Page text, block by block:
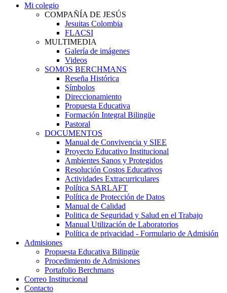
Mi colegio
COMPAÑÍA DE JESÚS
Jesuitas Colombia
FLACSI
MULTIMEDIA
Galería de imágenes
Videos
SOMOS BERCHMANS
Reseña Histórica
Símbolos
Direccionamiento
Propuesta Educativa
Formación Integral Bilingüe
Pastoral
DOCUMENTOS
Manual de Convivencia y SIEE
Proyecto Educativo Institucional
Ambientes Sanos y Protegidos
Resolución Costos Educativos
Actividades Extracurriculares
Política SARLAFT
Política de Protección de Datos
Manual de Calidad
Politica de Seguridad y Salud en el Trabajo
Manual Utilización de Laboratorios
Política de privacidad - Formulario de Admisión
Admisiones
Propuesta Educativa Bilingüe
Procedimiento de Admisiones
Portafolio Berchmans
Correo Institucional
Contacto